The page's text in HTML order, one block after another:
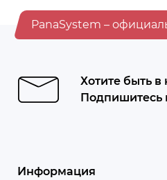
PanaSystem –
Хотите быть в
Подпишитесь
Информация